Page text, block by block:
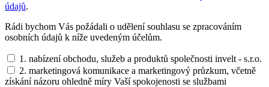
údajů.
Rádi bychom Vás požádali o udělení souhlasu se zpracováním
osobních údajů k níže uvedeným účelům.
1. nabízení obchodu, služeb a produktů společnosti invelt - s.r.o.
2. marketingová komunikace a marketingový průzkum, včetně
získání názoru ohledně míry Vaší spokojenosti se službami